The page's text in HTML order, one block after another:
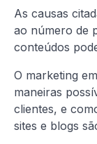
As causas
ao número de
conteúdos
O marketing
maneiras
clientes, e
sites e blogs